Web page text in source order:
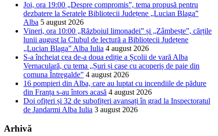
Joi, ora 19:00 „Despre compromis”, tema propusă pentru
dezbatere la Seratele Bibliotecii Județene „Lucian Blaga”
Alba 5 august 2026
Vineri, ora 10:00 „Războiul limonadei” și „Zâmbește”, cărțile
lunii august la Clubul de lectură a Bibliotecii Județene
„Lucian Blaga” Alba Iulia 4 august 2026
S-a încheiat cea de-a doua ediție a Școlii de vară Alba
Vernaculară, cu tema „Șuri și case cu acoperiș de paie din
comuna Întregalde” 4 august 2026
16 pompieri din Alba, care au luptat cu incendiile de pădure
din Franța s-au întors acasă 4 august 2026
Doi ofițeri și 32 de subofițeri avansați în grad la Inspectoratul
de Jandarmi Alba Iulia 3 august 2026
Arhivă